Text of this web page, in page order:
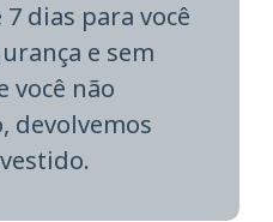
dias para você
e sem
você não
devolvemos